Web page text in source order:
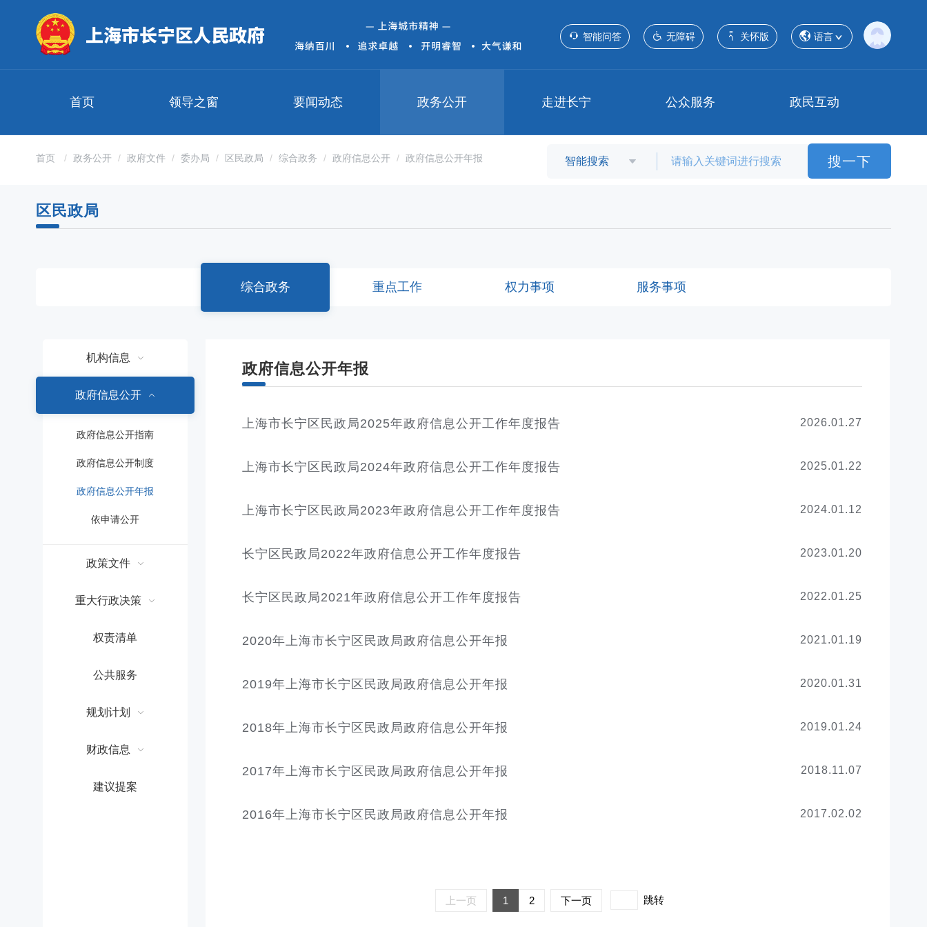
到
智能问答 无障碍 关怀版 语言
首页 领导之窗 要闻动态 政务公开 走进长宁 公众服务 政民互动
首页 政务公开 政府文件 委办局 区民政局 综合政务 政府信息公开 政府信息公开年报 搜一下
区民政局
综合政务 重点工作 权力事项 服务事项
机构信息
政府信息公开
政府信息公开指南
政府信息公开制度
政府信息公开年报
依申请公开
政策文件
重大行政决策
权责清单
公共服务
规划计划
财政信息
建议提案
政府信息公开年报
上海市长宁区民政局2025年政府信息公开工作年度报告 2026.01.27
上海市长宁区民政局2024年政府信息公开工作年度报告 2025.01.22
上海市长宁区民政局2023年政府信息公开工作年度报告 2024.01.12
长宁区民政局2022年政府信息公开工作年度报告 2023.01.20
长宁区民政局2021年政府信息公开工作年度报告 2022.01.25
2020年上海市长宁区民政局政府信息公开年报 2021.01.19
2019年上海市长宁区民政局政府信息公开年报 2020.01.31
2018年上海市长宁区民政局政府信息公开年报 2019.01.24
2017年上海市长宁区民政局政府信息公开年报 2018.11.07
2016年上海市长宁区民政局政府信息公开年报 2017.02.02
上一页 1 2 下一页 跳转